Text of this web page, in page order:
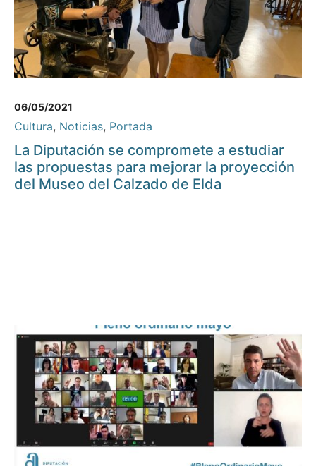
06/05/2021
Cultura, Noticias, Portada
La Diputación se compromete a estudiar
las propuestas para mejorar la proyección
del Museo del Calzado de Elda